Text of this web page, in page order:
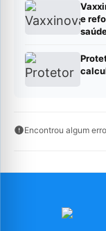
e
Encontrou algum